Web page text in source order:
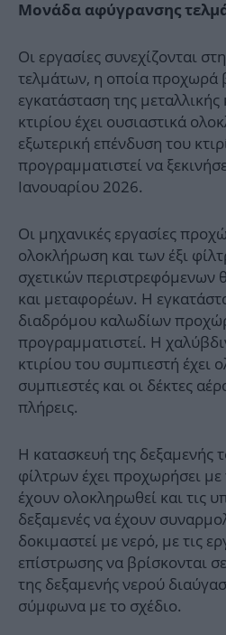
Μονάδα αφύγρανσης
Οι εργασίες συνεχίζονται
τελμάτων, η οποία προχωρά
εγκατάσταση της
κτιρίου έχει ουσιαστικά
εξωτερική επένδυση του
προγραμματιστεί να
Ιανουαρίου 2026.
Οι μηχανικές εργασίες
ολοκλήρωση και των έξι
σχετικών
και μεταφορέων. Η
διαδρόμου καλωδίων
προγραμματιστεί. Η
κτιρίου του συμπιεστή έχει
συμπιεστές και οι δέκτες
πλήρεις.
Η κατασκευή της δεξαμενής
φίλτρων έχει προχωρήσει με
έχουν ολοκληρωθεί και τις
δεξαμενές να έχουν
δοκιμαστεί με νερό, με τις
επίστρωσης να βρίσκονται
της δεξαμενής νερού
σύμφωνα με το σχέδιο.